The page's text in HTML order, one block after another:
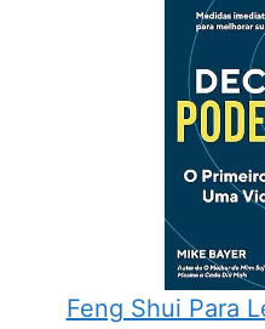
Feng Shui Para